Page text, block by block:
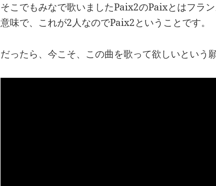
そこでもみなで歌いましたPaix2のPaixとはフラ
意味で、これが2人なのでPaix2ということです。
だったら、今こそ、この曲を歌って欲しいという